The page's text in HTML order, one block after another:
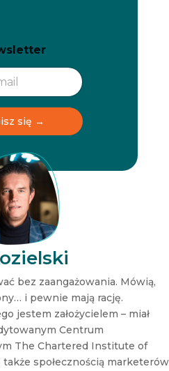
e
w
s
e
t
t
r
e
w
s
e
t
t
r
N
e
w
s
l
t
t
e
N
e
w
s
l
się →
bez zaangażowania. Mówią,
i pewnie mają rację.
jestem założycielem – miał
Centrum
The Chartered Institute of
społecznością marketerów